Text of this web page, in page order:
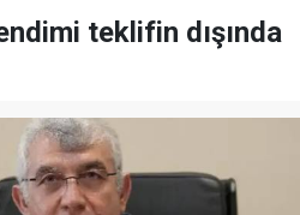
teklifin dışında